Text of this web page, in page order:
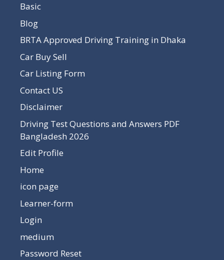
Basic
Blog
BRTA Approved Driving Training in Dhaka
Car Buy Sell
Car Listing Form
Contact US
Disclaimer
Driving Test Questions and Answers PDF
Bangladesh 2026
Edit Profile
Home
icon page
Learner-form
Login
medium
Password Reset